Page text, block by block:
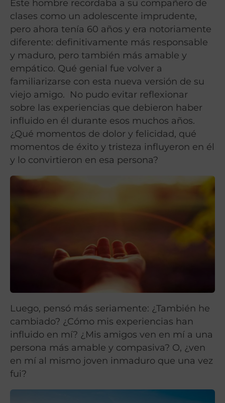
Este hombre recordaba a su compañero de
clases como un adolescente imprudente,
pero ahora tenía 60 años y era notoriamente
diferente: definitivamente más responsable
y maduro, pero también más amable y
empático. Qué genial fue volver a
familiarizarse con esta nueva versión de su
viejo amigo. No pudo evitar reflexionar
sobre las experiencias que debieron haber
influido en él durante esos muchos años.
¿Qué momentos de dolor y felicidad, qué
momentos de éxito y tristeza influyeron en él
y lo convirtieron en esa persona?
Luego, pensó más seriamente: ¿También he
cambiado? ¿Cómo mis experiencias han
influido en mí? ¿Mis amigos ven en mí a una
persona más amable y compasiva? O, ¿ven
en mí al mismo joven inmaduro que una vez
fui?